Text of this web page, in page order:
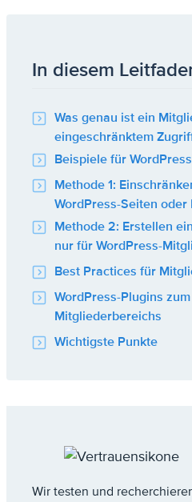
In diesem
Was genau ist ein
eingeschränktem
Beispiele für
Methode 1:
WordPress-Seiten
Methode 2: Erstellen
nur für WordPress-
Best Practices für
WordPress-Plugins
Mitgliederbereichs
Wichtigste Punkte
Wir testen und